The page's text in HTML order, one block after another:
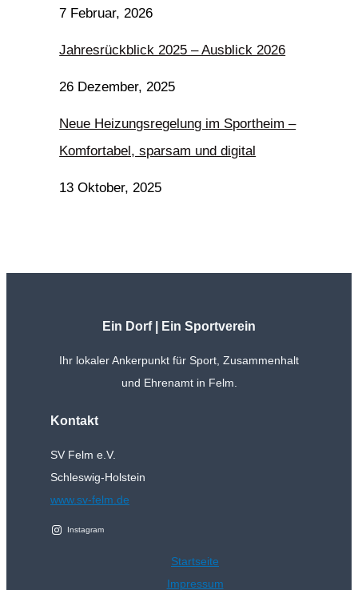
7 Februar, 2026
Jahresrückblick 2025 – Ausblick 2026
26 Dezember, 2025
Neue Heizungsregelung im Sportheim –
Komfortabel, sparsam und digital
13 Oktober, 2025
Ein Dorf | Ein Sportverein
Ihr lokaler Ankerpunkt für Sport, Zusammenhalt
und Ehrenamt in Felm.
Kontakt
SV Felm e.V.
Schleswig-Holstein
www.sv-felm.de
Instagram
Startseite
Impressum